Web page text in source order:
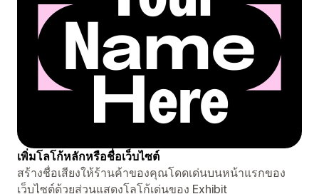
เพิ่มโลโก้หลักหรือชื่อเว็บไซต์
สร้างชื่อเสียงให้ร้านค้าของคุณโดดเด่นบนหน้าแรกของ
เว็บไซต์ด้วยส่วนแสดงโลโก้เด่นของ Exhibit